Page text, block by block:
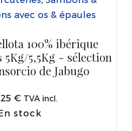
avec os & épaules
100% ibérique
5Kg/5,5Kg - sélection
de Jabugo
€ TVA incl.
stock